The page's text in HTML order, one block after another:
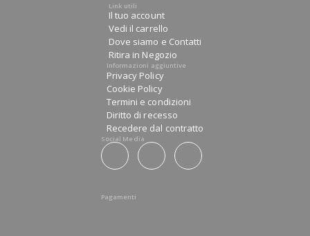
Link utili
Il tuo account
Vedi il carrello
Dove siamo e Contatti
Ritira in Negozio
Informazioni aggiuntive
Privacy Policy
Cookie Policy
Termini e condizioni
Diritto di recesso
Recedere dal contratto
Social Media
Pagamenti